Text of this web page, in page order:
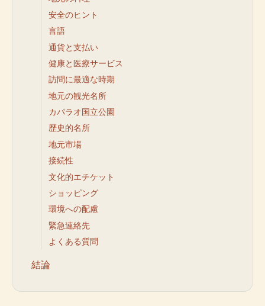
安全のヒント
言語
通貨と支払い
健康と医療サービス
訪問に最適な時期
地元の観光名所
カパラオ国立公園
歴史的名所
地元市場
接続性
文化的エチケット
ショッピング
環境への配慮
緊急連絡先
よくある質問
結論